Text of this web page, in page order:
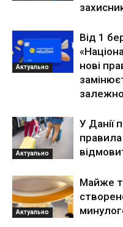
Актуально
Від 1
нові
залежно
Актуально
У Данії
Актуально
Майже